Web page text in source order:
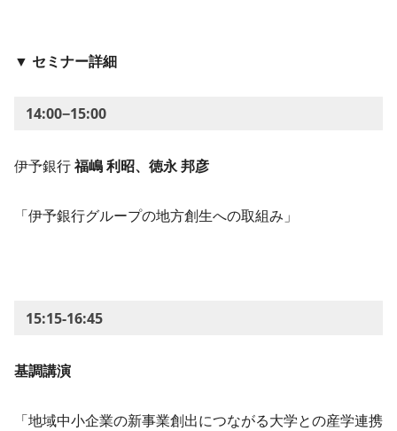
▼ セミナー詳細
14:00−15:00
伊予銀行福嶋 利昭、徳永 邦彦
「伊予銀行グループの地方創生への取組み」
15:15-16:45
基調講演
「地域中小企業の新事業創出につながる大学との産学連携